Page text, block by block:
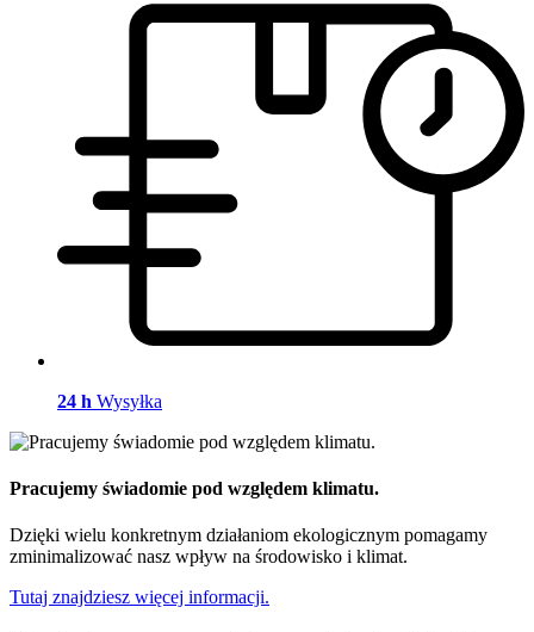
24 h Wysyłka
Pracujemy świadomie pod względem klimatu.
Dzięki wielu konkretnym działaniom ekologicznym pomagamy
zminimalizować nasz wpływ na środowisko i klimat.
Tutaj znajdziesz więcej informacji.